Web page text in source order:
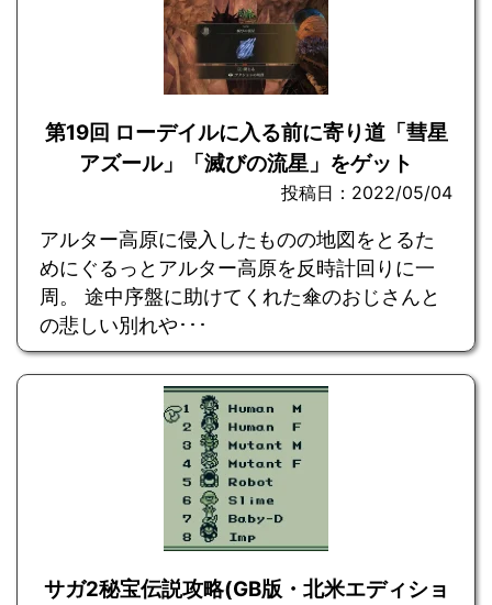
第19回 ローデイルに入る前に寄り道「彗星
アズール」「滅びの流星」をゲット
投稿日：2022/05/04
アルター高原に侵入したものの地図をとるた
めにぐるっとアルター高原を反時計回りに一
周。 途中序盤に助けてくれた傘のおじさんと
の悲しい別れや･･･
サガ2秘宝伝説攻略(GB版・北米エディショ